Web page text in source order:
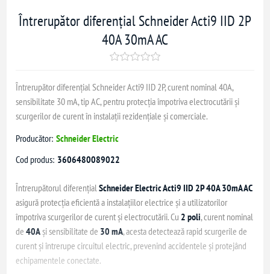
Întrerupător diferențial Schneider Acti9 IID 2P
40A 30mA AC
Întrerupător diferențial Schneider Acti9 IID 2P, curent nominal 40A,
sensibilitate 30 mA, tip AC, pentru protecția împotriva electrocutării și
scurgerilor de curent în instalații rezidențiale și comerciale.
Producător: Schneider Electric
Cod produs: 3606480089022
Întrerupătorul diferențialSchneider Electric Acti9 IID 2P 40A 30mA AC
asigură protecția eficientă a instalațiilor electrice și a utilizatorilor
împotriva scurgerilor de curent și electrocutării. Cu 2 poli, curent nominal
de40Ași sensibilitate de 30 mA, acesta detectează rapid scurgerile de
curent și întrerupe circuitul electric, prevenind accidentele și protejând
echipamentele conectate.